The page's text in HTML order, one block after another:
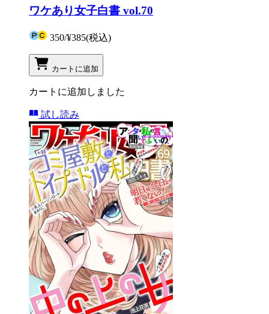
ワケあり女子白書 vol.70
350/¥385(税込)
カートに追加
カートに追加しました
試し読み